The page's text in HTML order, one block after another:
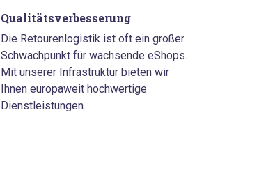
Qualitätsverbesserung
Die Retourenlogistik ist oft ein großer
Schwachpunkt für wachsende eShops.
Mit unserer Infrastruktur bieten wir
Ihnen europaweit hochwertige
Dienstleistungen.